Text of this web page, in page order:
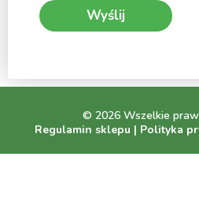
Wyślij
© 2026 Wszelkie
Regulamin sklepu | Polityka